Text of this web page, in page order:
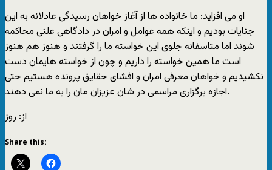
او می افزاید: ما خانواده ها از آغاز خواهان رسیدگی عادلانه به این
جنایات بودیم و اینکه همه عوامل و امران در دادگاهی علنی محاکمه
شوند اما متاسفانه جلوی این خواسته ما را گرفتند و هنوز هم هنوز
است ما همین خواسته را داریم و چون از خواسته هایمان دست
نکشیدیم و خواهان معرفی امران و افشای حقایق پرونده هستیم حتی
اجازه برگزاری مراسمی در شان عزیزان مان را به ما نمی دهند.
از: روز
Share this: